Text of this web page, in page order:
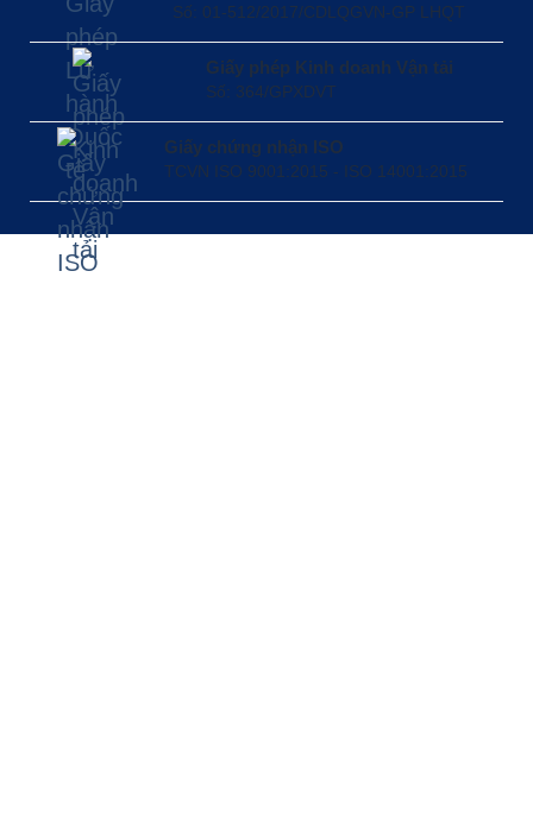
Số: 01-512/2017/CDLQGVN-GP LHQT
Giấy phép Kinh doanh Vận tải
Số: 364/GPXDVT
Giấy chứng nhận ISO
TCVN ISO 9001:2015 - ISO 14001:2015